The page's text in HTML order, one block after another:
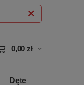
0,00 zł
Dęte